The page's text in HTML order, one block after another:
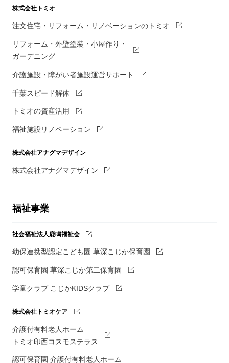
株式会社トミオ
注文住宅・リフォーム・リノベーションのトミオ
リフォーム・外壁塗装・小屋作り・
ガーデニング
介護施設・障がい者施設運営サポート
千葉スピード解体
トミオの資産活用
福祉施設リノベーション
株式会社アナグマデザイン
株式会社アナグマデザイン
福祉事業
社会福祉法人鹿鳴福祉会
幼保連携型認定こども園 草深こじか保育園
認可保育園 草深こじか第二保育園
学童クラブ こじかKIDSクラブ
株式会社トミオケア
介護付有料老人ホーム
トミオ印西コスモステラス
認可保育園 介護付有料老人ホーム